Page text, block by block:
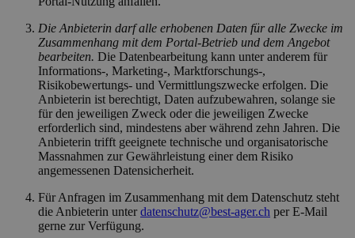
Die Anbieterin darf alle erhobenen Daten für alle Zwecke im
Zusammenhang mit dem Portal-Betrieb und dem Angebot
bearbeiten. Die Datenbearbeitung kann unter anderem für
Informations-, Marketing-, Marktforschungs-,
Risikobewertungs- und Vermittlungszwecke erfolgen. Die
Anbieterin ist berechtigt, Daten aufzubewahren, solange sie
für den jeweiligen Zweck oder die jeweiligen Zwecke
erforderlich sind, mindestens aber während zehn Jahren. Die
Anbieterin trifft geeignete technische und organisatorische
Massnahmen zur Gewährleistung einer dem Risiko
angemessenen Datensicherheit.
Für Anfragen im Zusammenhang mit dem Datenschutz steht
die Anbieterin unterdatenschutz@best-ager.ch per E-Mail
gerne zur Verfügung.